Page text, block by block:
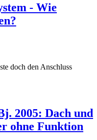
- Wie
doch den Anschluss
2005: Dach und
ohne Funktion